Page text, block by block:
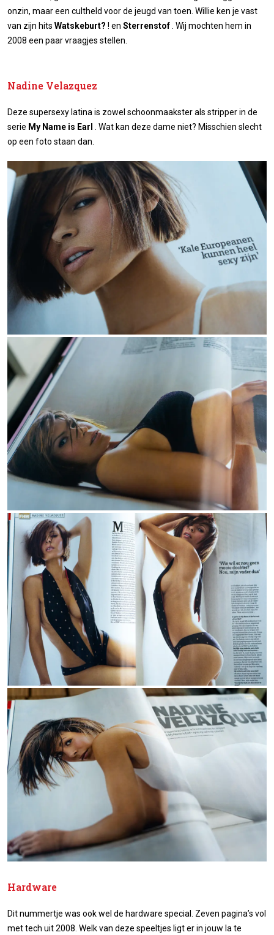
onzin, maar een cultheld voor de jeugd van toen. Willie ken je vast
van zijn hits Watskeburt? ! en Sterrenstof. Wij mochten hem in
2008 een paar vraagjes stellen.
Nadine Velazquez
Deze supersexy latina is zowel schoonmaakster als stripper in de
serie My Name is Earl . Wat kan deze dame niet? Misschien slecht
op een foto staan dan.
Hardware
Dit nummertje was ook wel de hardware special. Zeven pagina’s vol
met tech uit 2008. Welk van deze speeltjes ligt er in jouw la te